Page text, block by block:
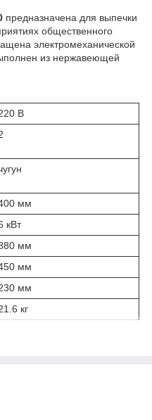
предназначена для выпечки
общественного
электромеханической
из нержавеющей
В
мм
кВт
мм
мм
мм
кг